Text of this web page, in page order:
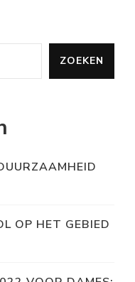
ZOEKEN
OP HET GEBIED